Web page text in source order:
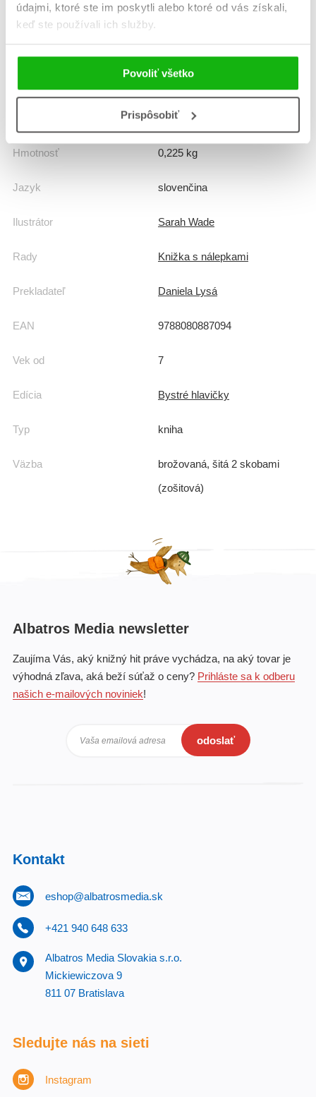
údajmi, ktoré ste im poskytli alebo ktoré od vás získali,
keď ste používali ich služby.
Povoliť všetko
Prispôsobiť
Žáner aktivity so samolepkami
240x300 mm
Hmotnosť 0,225 kg
Jazyk slovenčina
Ilustrátor Sarah Wade
Rady Knižka s nálepkami
Prekladateľ Daniela Lysá
EAN 9788080887094
Vek od 7
Edícia Bystré hlavičky
Typ kniha
Väzba
brožovaná, šitá 2 skobami
(zošitová)
Albatros Media newsletter
Zaujíma Vás, aký knižný hit práve vychádza, na aký tovar je
výhodná zľava, aká beží súťaž o ceny? Prihláste sa k odberu
našich e-mailových noviniek!
Vaša emailová adresa odoslať
Kontakt
eshop@albatrosmedia.sk
+421 940 648 633
Albatros Media Slovakia s.r.o.
Mickiewiczova 9
811 07 Bratislava
Sledujte nás na sieti
Instagram